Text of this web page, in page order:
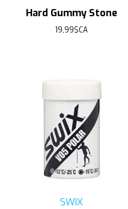
Hard Gummy Stone
19,99$CA
SWIX